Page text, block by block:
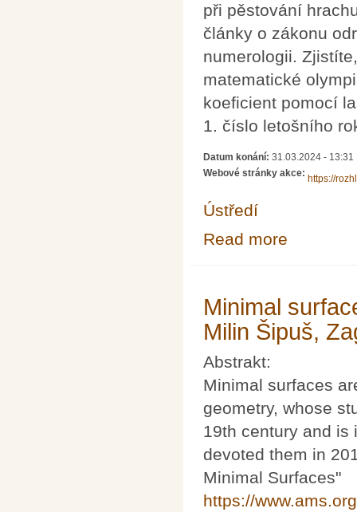
při pěstování
články o zákonu
numerologii.
matematické
koeficient pomocí
1. číslo letošního
Datum konání: 31.03.2024 - 13:31
Webové stránky akce:
https://
Ústředí
Read more
Minimal
Milin Šipuš,
Abstrakt:
Minimal surfaces
geometry, whose
19th century and is
devoted them in
Minimal Surfaces"
https://